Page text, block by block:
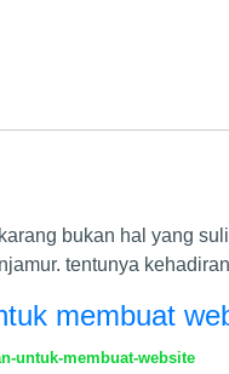
bukan hal yang
tentunya
membuat
untuk-membuat-website